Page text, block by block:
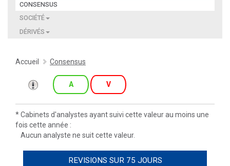
CONSENSUS
SOCIÉTÉ
DÉRIVÉS
Accueil Consensus
A V
*Cabinets d'analystes ayant suivi cette valeur au moins une
fois cette année :
Aucun analyste ne suit cette valeur.
REVISIONS SUR 75 JOURS